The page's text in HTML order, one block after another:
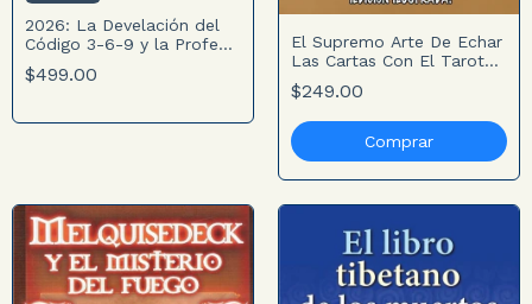
2026: La Develación del
Código 3-6-9 y la Profecía
de la Serpiente-Jaguar
$499.00
El Supremo Arte De Echar
Las Cartas Con El Tarot
Universal Dr. Moorne
(edición Ilustrada)
$249.00